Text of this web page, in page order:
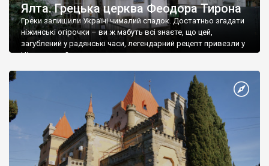
Ялта. Грецька церква Феодора Тирона
Греки залишили Україні чималий спадок. Достатньо згадати
ніжинські огірочки – ви ж мабуть всі знаєте, що цей,
загублений у радянські часи, легендарний рецепт привезли у
Ніжин греки?